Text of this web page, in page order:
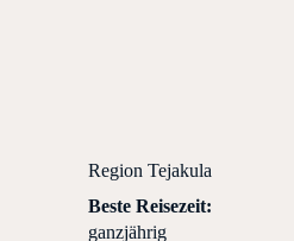
Region Tejakula
Beste Reisezeit:
ganzjährig